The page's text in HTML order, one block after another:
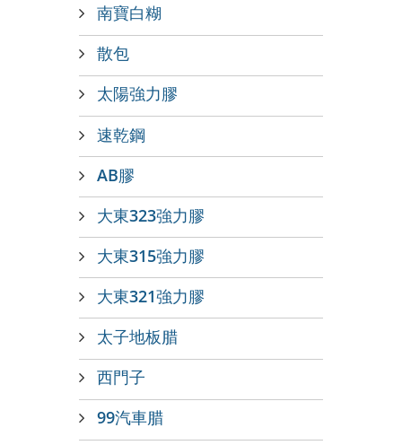
南寶白糊
散包
太陽強力膠
速乾鋼
AB膠
大東323強力膠
大東315強力膠
大東321強力膠
太子地板腊
西門子
99汽車腊